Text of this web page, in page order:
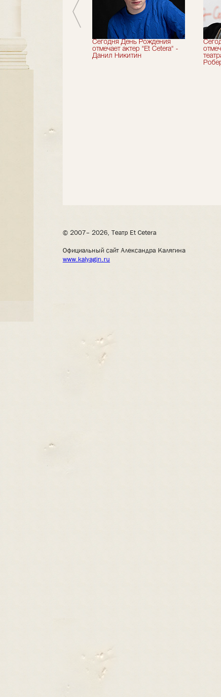
сезон!
Сегодня День Рождения
отмечает актер "Et Cetera" -
Данил Никитин
© 2007– 2026, Театр Et Cetera
Официальный сайт Александра Калягина
www.kalyagin.ru